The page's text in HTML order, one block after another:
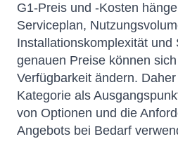
G1-Preis und -Kosten
Serviceplan,
Installationskomplexität und
genauen Preise können
Verfügbarkeit ändern.
Kategorie als
von Optionen und die
Angebots bei Bedarf